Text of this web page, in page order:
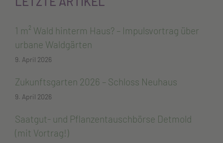
1 m² Wald hinterm Haus? – Impulsvortrag über
urbane Waldgärten
9. April 2026
Zukunftsgarten 2026 – Schloss Neuhaus
9. April 2026
Saatgut- und Pflanzentauschbörse Detmold
(mit Vortrag!)